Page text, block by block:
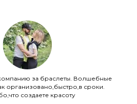
за браслеты. Волшебные
организовано,быстро,в сроки.
создаете красоту